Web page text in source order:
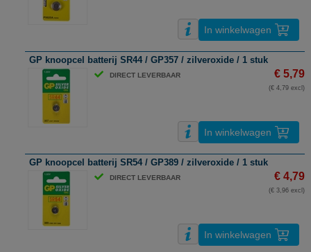
In winkelwagen
GP knoopcel batterij SR44 / GP357 / zilveroxide / 1 stuk
DIRECT LEVERBAAR € 5,79
(€ 4,79 excl)
In winkelwagen
GP knoopcel batterij SR54 / GP389 / zilveroxide / 1 stuk
DIRECT LEVERBAAR € 4,79
(€ 3,96 excl)
In winkelwagen